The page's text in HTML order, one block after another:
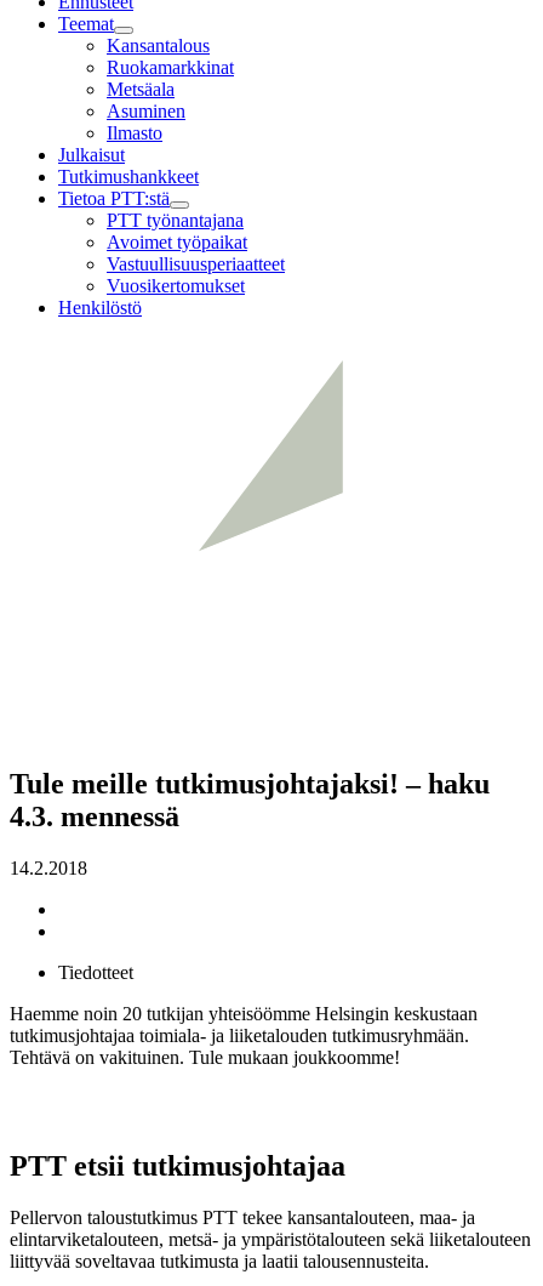
Teemat
Child
menu
Kansantalous
Ruokamarkkinat
Metsäala
Asuminen
Ilmasto
Julkaisut
Tutkimushankkeet
Tietoa PTT:stä
Child
menu
PTT työnantajana
Avoimet työpaikat
Vastuullisuusperiaatteet
Vuosikertomukset
Henkilöstö
Tule meille tutkimusjohtajaksi! – haku
4.3. mennessä
14.2.2018
Tiedotteet
Haemme noin 20 tutkijan yhteisöömme Helsingin keskustaan
tutkimusjohtajaa toimiala- ja liiketalouden tutkimusryhmään.
Tehtävä on vakituinen. Tule mukaan joukkoomme!
PTT etsii tutkimusjohtajaa
Pellervon taloustutkimus PTT tekee kansantalouteen, maa- ja
elintarviketalouteen, metsä- ja ympäristötalouteen sekä liiketalouteen
liittyvää soveltavaa tutkimusta ja laatii talousennusteita.